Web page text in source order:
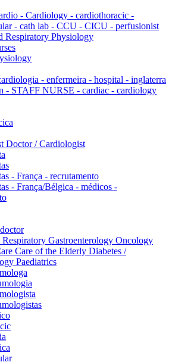
- Cardiology - cardiothoracic -
- cath lab - CCU - CICU - perfusionist
Respiratory Physiology
- enfermeira - hospital - inglaterra
- STAFF NURSE - cardiac - cardiology
Doctor / Cardiologist
- França - recrutamento
- França/Bélgica - médicos -
Gastroenterology Oncology
Care of the Elderly Diabetes /
Paediatrics